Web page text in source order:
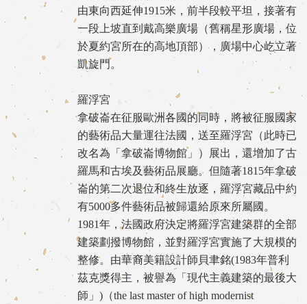
由東向西延伸1915米，前半段較平坦，接著有
一段上坡直到戴高樂廣場（舊稱星形廣場，位
於夏約宮所在的高地頂部），廣場中心屹立著
凱旋門。
羅浮宮
拿破崙在征服歐洲各國的同時，將被征服國家
的藝術品大量運往法國，送至羅浮宮（此時已
改名為「拿破崙博物館」）展出，還增加了古
羅馬和古埃及藝術品展廳。但隨著1815年拿破
崙的第二次退位和終生放逐，羅浮宮藏品中約
有5000多件藝術品被歸還給原來所屬國。
1981年，法國政府決定將羅浮宮建築群的全部
建築劃撥博物館，並對羅浮宮實施了大規模的
整修。由華裔美籍設計師貝聿銘(1983年普利
茲克獎得主，被譽為「現代主義建築的最後大
師」)（the last master of high modernist